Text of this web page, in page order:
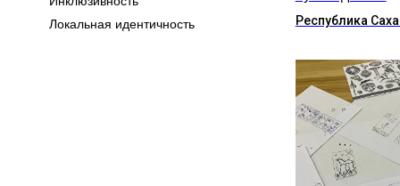
Локальная идентичность
Республика